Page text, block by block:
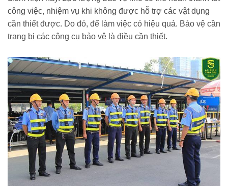
công việc, nhiệm vụ khi không được hỗ trợ các vật dụng
cần thiết được. Do đó, để làm việc có hiệu quả. Bảo vệ cần
trang bị các công cụ bảo vệ là điều cần thiết.